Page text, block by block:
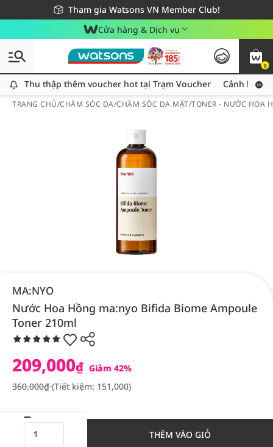
Tham gia Watsons VN Member Club!
Miễn phí giao hàng cho đơn hàng từ 249,000Đ
Giao hàng nhanh 24h - Áp dụng khu vực TP. Hồ Chí Minh
Cửa hàng & Dịch vụ
0
Thu thập thêm voucher hot tại Trạm Voucher
Thu thập thêm voucher hot tại Trạm Voucher Cảnh báo
TRANG CHỦ/CHĂM SÓC DA/CHĂM SÓC DA MẶT/TONER - NƯỚC HOA
MA:NYO
Nước Hoa Hồng ma:nyo Bifida Biome Ampoule
Toner 210ml
209,000₫ Giảm 42%
360,000₫(Tiết kiệm: 151,000)
THÊM VÀO GIỎ